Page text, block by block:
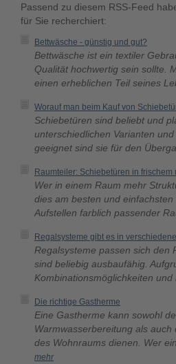
Passend zu diesem RSS-Feed
für Sie recherchiert:
Bettwäsche - günstig und gut?
Bettwäsche ist ein textiler
Qualität hochwertig sein sollte.
einen erheblichen Teil seines
Worauf man beim Kauf von
Schiebetüren sind beliebt und
unterschiedlichen Varianten
geeignet sind sie für den
Raumteiler: Schiebetüren in frischem
Wer in einem Raum mehr
dies am besten und
Aufstellen farblich passender
Regalsysteme gibt es in
Regalsysteme passen sich den
sind beliebig ausbaufähig.
Kombinationsmöglichkeiten und
Die richtige Gastherme
Eine Gastherme kann sowohl
Warmwasserbereitung als auch
des Wohnraums dienen. Wer
mehr